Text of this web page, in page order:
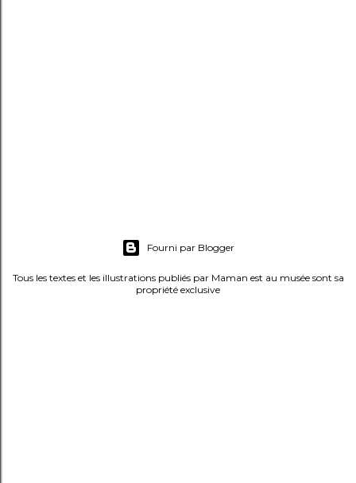
t
Fourni par Blogger
Tous les textes et les illustrations publiés par Maman est au musée sont sa
propriété exclusive